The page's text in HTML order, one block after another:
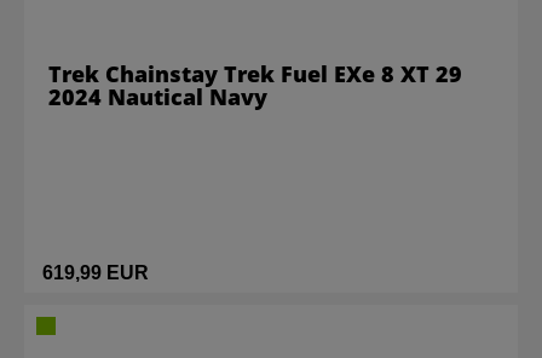
619,99 EUR
Trek Chainstay Trek Fuel EXe 8 XT 29
2024 Nautical Navy